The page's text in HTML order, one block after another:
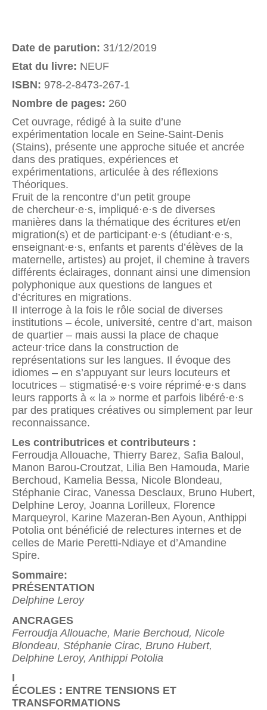
Date de parution: 31/12/2019
Etat du livre: NEUF
ISBN: 978-2-8473-267-1
Nombre de pages: 260
Cet ouvrage, rédigé à la suite d’une
expérimentation locale en Seine-Saint-Denis
(Stains), présente une approche située et ancrée
dans des pratiques, expériences et
expérimentations, articulée à des réflexions
Théoriques.
Fruit de la rencontre d’un petit groupe
de chercheur·e·s, impliqué·e·s de diverses
manières dans la thématique des écritures et/en
migration(s) et de participant·e·s (étudiant·e·s,
enseignant·e·s, enfants et parents d’élèves de la
maternelle, artistes) au projet, il chemine à travers
différents éclairages, donnant ainsi une dimension
polyphonique aux questions de langues et
d’écritures en migrations.
Il interroge à la fois le rôle social de diverses
institutions – école, université, centre d’art, maison
de quartier – mais aussi la place de chaque
acteur·trice dans la construction de
représentations sur les langues. Il évoque des
idiomes – en s’appuyant sur leurs locuteurs et
locutrices – stigmatisé·e·s voire réprimé·e·s dans
leurs rapports à « la » norme et parfois libéré·e·s
par des pratiques créatives ou simplement par leur
reconnaissance.
Les contributrices et contributeurs :
Ferroudja Allouache, Thierry Barez, Safia Baloul,
Manon Barou-Croutzat, Lilia Ben Hamouda, Marie
Berchoud, Kamelia Bessa, Nicole Blondeau,
Stéphanie Cirac, Vanessa Desclaux, Bruno Hubert,
Delphine Leroy, Joanna Lorilleux, Florence
Marqueyrol, Karine Mazeran-Ben Ayoun, Anthippi
Potolia ont bénéficié de relectures internes et de
celles de Marie Peretti-Ndiaye et d’Amandine
Spire.
Sommaire:
PRÉSENTATION
Delphine Leroy
ANCRAGES
Ferroudja Allouache, Marie Berchoud, Nicole
Blondeau, Stéphanie Cirac, Bruno Hubert,
Delphine Leroy, Anthippi Potolia
I
ÉCOLES : ENTRE TENSIONS ET
TRANSFORMATIONS